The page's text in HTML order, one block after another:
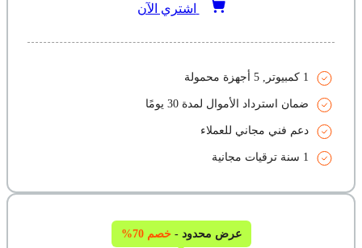
اشتري الآن
1 كمبيوتر, 5 أجهزة محمولة
ضمان استرداد الأموال لمدة 30 يومًا
دعم فني مجاني للعملاء
1 سنة ترقيات مجانية
عرض محدود -خصم 70%